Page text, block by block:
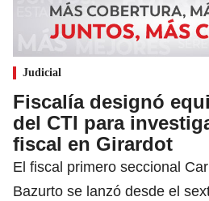
Judicial
Fiscalía designó
del CTI para
fiscal en Girardot
El fiscal primero seccional
Bazurto se lanzó desde el